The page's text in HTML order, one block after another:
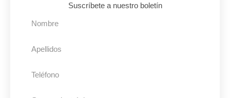
Suscríbete a nuestro boletín